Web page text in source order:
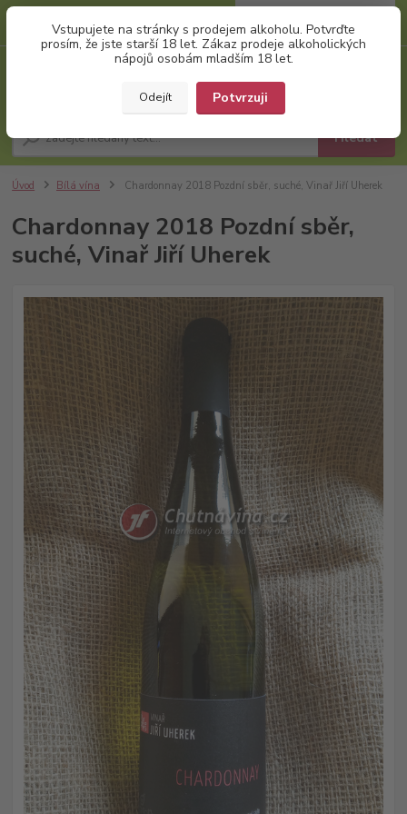
Vstupujete na stránky s prodejem alkoholu. Potvrďte
prosím, že jste starší 18 let. Zákaz prodeje alkoholických
nápojů osobám mladším 18 let.
Odejít Potvrzuji
Hledat
(Po-Pá, 8:00-17:00)
za0,00 Kč
Úvod Bílá vína Chardonnay 2018 Pozdní sběr, suché, Vinař Jiří Uherek
Chardonnay 2018 Pozdní sběr,
suché, Vinař Jiří Uherek